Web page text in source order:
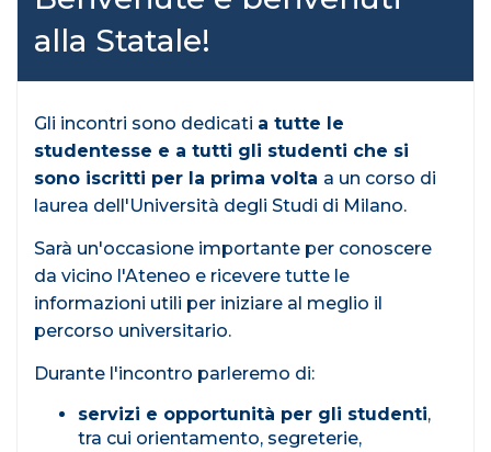
alla Statale!
Gli incontri sono dedicati a tutte le
studentesse e a tutti gli studenti che si
sono iscritti per la prima volta a un corso di
laurea dell'Università degli Studi di Milano.
Sarà un'occasione importante per conoscere
da vicino l'Ateneo e ricevere tutte le
informazioni utili per iniziare al meglio il
percorso universitario.
Durante l'incontro parleremo di:
servizi e opportunità per gli studenti,
tra cui orientamento, segreterie,